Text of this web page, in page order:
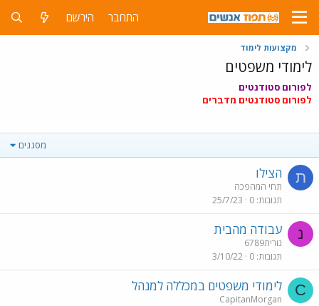
התחבר הירשם
מקצועות לימוד
לימודי משפטים
לפורום סטודנטים
לפורום סטודנטים מדברים
מסננים
ת הצילו
תחי המהפכה
תגובות 0
25/7/23
נ עבודה מהבית
נורית6789
תגובות 0
3/10/22
C לימודי משפטים במכללה למנהל
CapitanMorgan